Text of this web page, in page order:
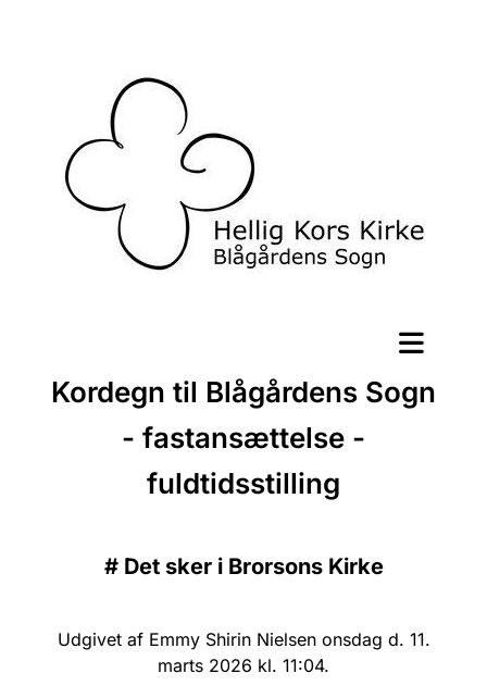
Kordegn til Blågårdens Sogn
- fastansættelse -
fuldtidsstilling
# Det sker i Brorsons Kirke
Udgivet af Emmy Shirin Nielsen onsdag d. 11.
marts 2026 kl. 11:04.